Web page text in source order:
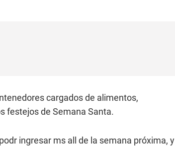
cargados de alimentos,
festejos de Semana Santa.
ingresar ms all de la semana próxima, y